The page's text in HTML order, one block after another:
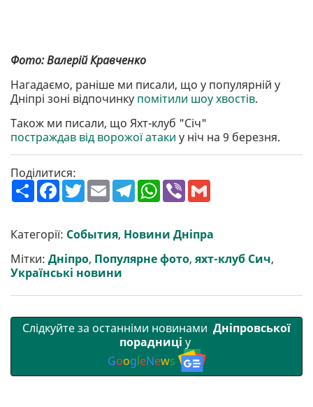
Фото: Валерій Кравченко
Нагадаємо, раніше ми писали, що у популярній у
Дніпрі зоні відпочинку помітили шоу хвостів.
Також ми писали, що Яхт-клуб "Січ"
постраждав від ворожої атаки у ніч на 9 березня.
Поділитися:
П
о
ш
р
и
и
F
a
c
b
o
o
k
T
w
t
e
E
m
a
l
T
e
g
r
m
W
h
a
s
A
p
p
V
b
r l
Категорії: События, Новини Дніпра
Мітки: Дніпро, Популярне фото, яхт-клуб Сич,
Українські новини
Слідкуйте за останніми новинами Дніпровської
порадниці у
GoogleNews